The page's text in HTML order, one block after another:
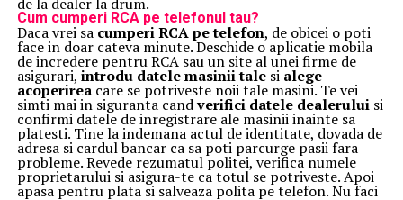
Cum cumperi RCA pe telefonul tau?
Daca vrei sa cumperi RCA pe telefon, de obicei o poti
face in doar cateva minute. Deschide o aplicatie mobila
de incredere pentru RCA sau un site al unei firme de
asigurari, introdu datele masinii talesi alege
acoperireacare se potriveste noii tale masini. Te vei
simti mai in siguranta candverifici datele dealeruluisi
confirmi datele de inregistrare ale masinii inainte sa
platesti. Tine la indemana actul de identitate, dovada de
adresa si cardul bancar ca sa poti parcurge pasii fara
probleme. Revede rezumatul politei, verifica numele
proprietarului si asigura-te ca totul se potriveste. Apoi
apasa pentru plata si salveaza polita pe telefon. Nu faci